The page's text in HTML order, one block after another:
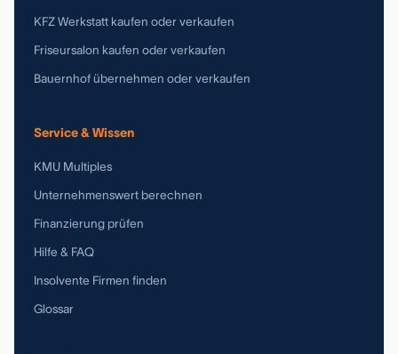
KFZ Werkstatt kaufen oder verkaufen
Friseursalon kaufen oder verkaufen
Bauernhof übernehmen oder verkaufen
Service & Wissen
KMU Multiples
Unternehmenswert berechnen
Finanzierung prüfen
Hilfe & FAQ
Insolvente Firmen finden
Glossar